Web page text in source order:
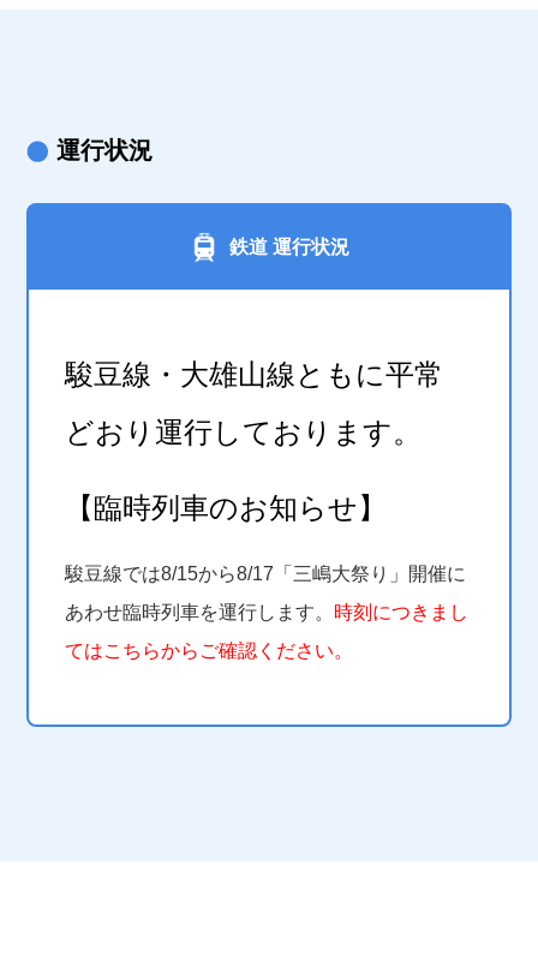
運行状況
鉄道 運行状況
駿豆線・大雄山線ともに平常
どおり運行しております。
【臨時列車のお知らせ】
駿豆線では8/15から8/17「三嶋大祭り」開催に
あわせ臨時列車を運行します。 時刻につきまし
てはこちらからご確認ください。